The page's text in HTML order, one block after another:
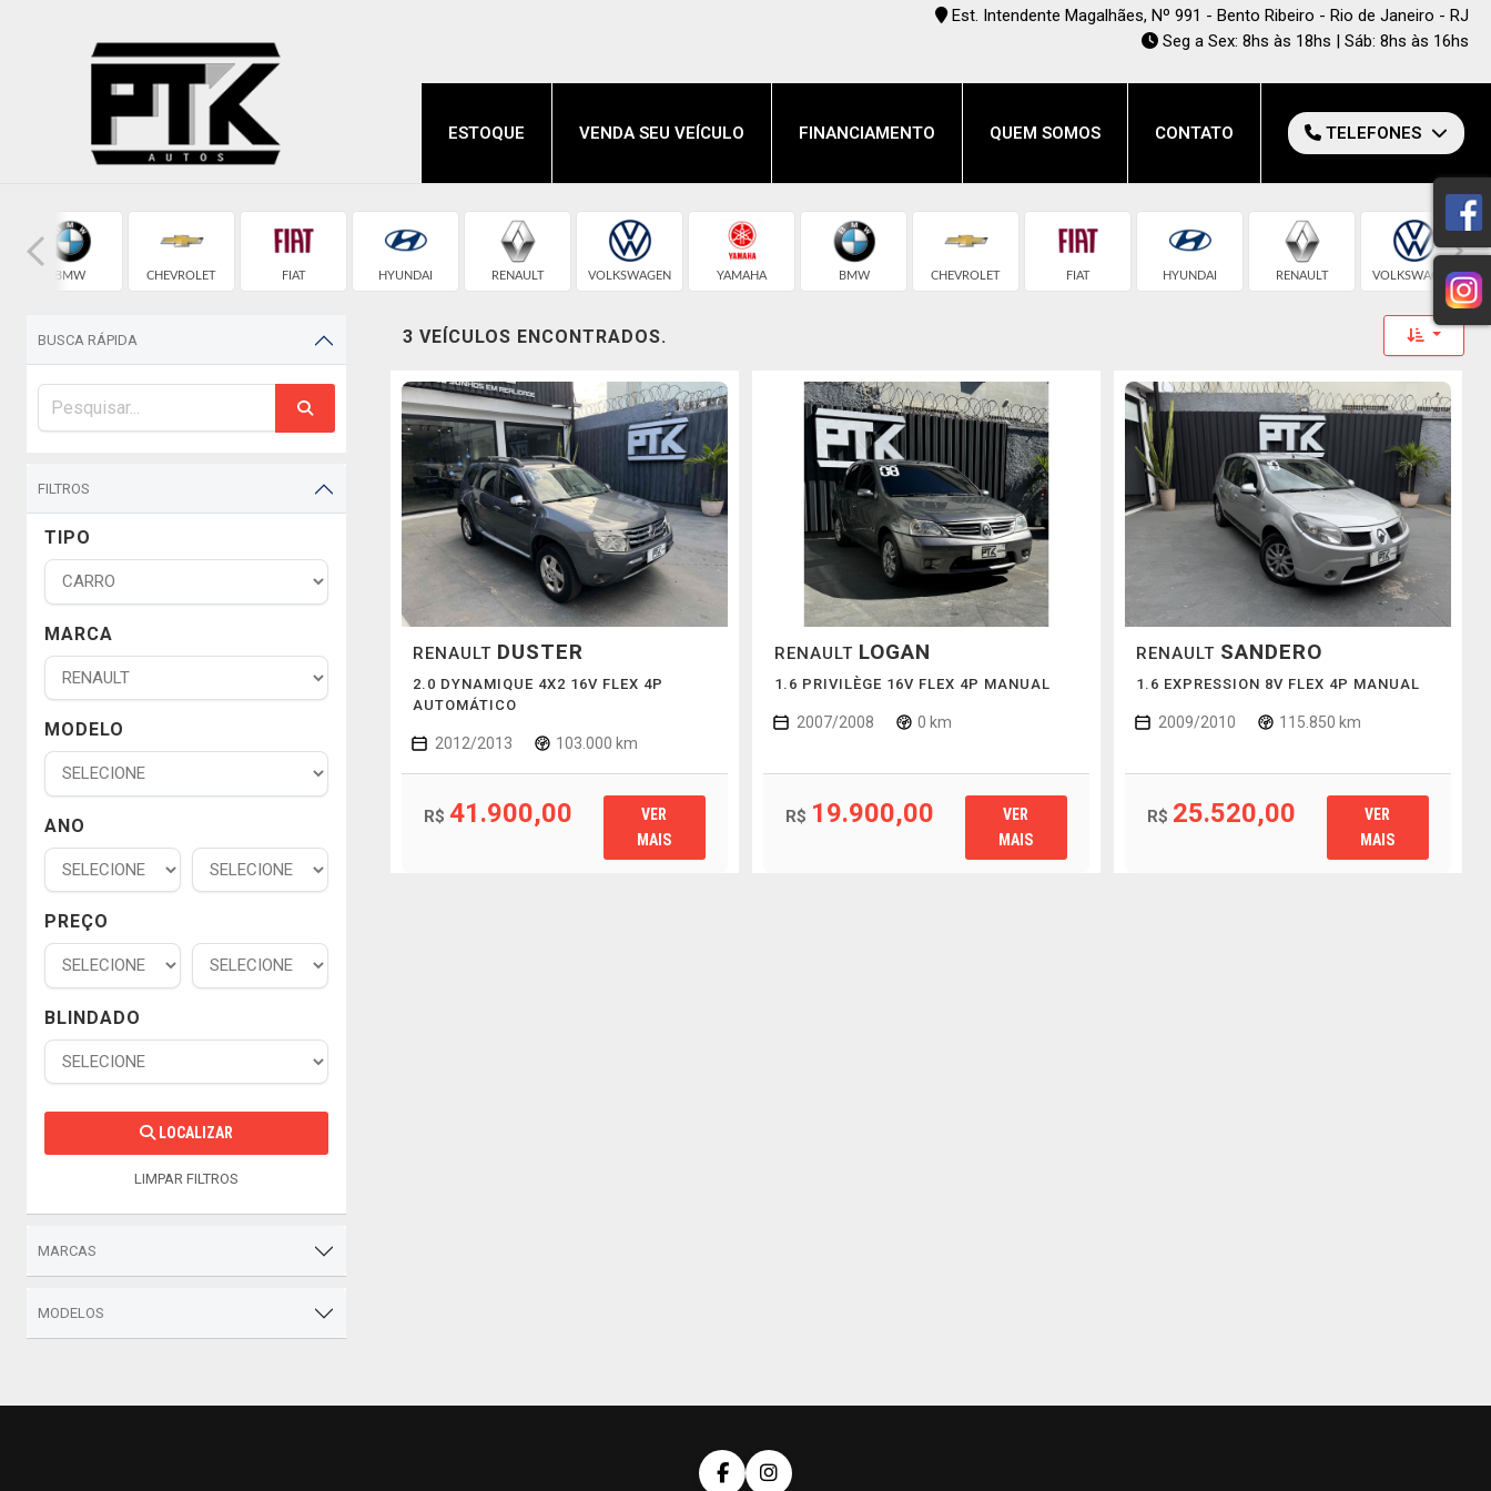
Est. Intendente Magalhães, Nº 991 - Bento Ribeiro - Rio de Janeiro - RJ
Seg a Sex: 8hs às 18hs | Sáb: 8hs às 16hs
ESTOQUE VENDA SEU VEÍCULO FINANCIAMENTO QUEM SOMOS CONTATO TELEFONES
BMW CHEVROLET FIAT HYUNDAI RENAULT VOLKSWAGEN YAMAHA BMW CHEVROLET FIAT HYUNDAI RENAULT VOLKSWAGEN
BUSCA RÁPIDA
FILTROS
TIPO
MARCA
MODELO
ANO
PREÇO
BLINDADO
LOCALIZAR
LIMPAR FILTROS
MARCAS
MODELOS
3 VEÍCULOS ENCONTRADOS. Toggle
RENAULT DUSTER
2.0 DYNAMIQUE 4X2 16V FLEX 4P
AUTOMÁTICO
2012/2013 103.000 km
R$ 41.900,00
VER
MAIS
RENAULT LOGAN
1.6 PRIVILÈGE 16V FLEX 4P MANUAL
2007/2008 0 km
R$ 19.900,00
VER
MAIS
RENAULT SANDERO
1.6 EXPRESSION 8V FLEX 4P MANUAL
2009/2010 115.850 km
R$ 25.520,00
VER
MAIS